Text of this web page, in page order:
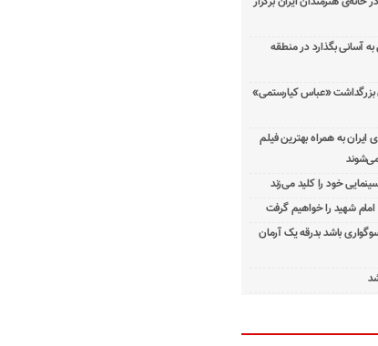
آسانی بگذارد در منطقه
بزرگداشت «عباس کیارستمی»
به همراه بهترین فیلم
خود را کلید می‌زند
شهید را خواهیم گرفت
باشد بدرقه یک آرمان